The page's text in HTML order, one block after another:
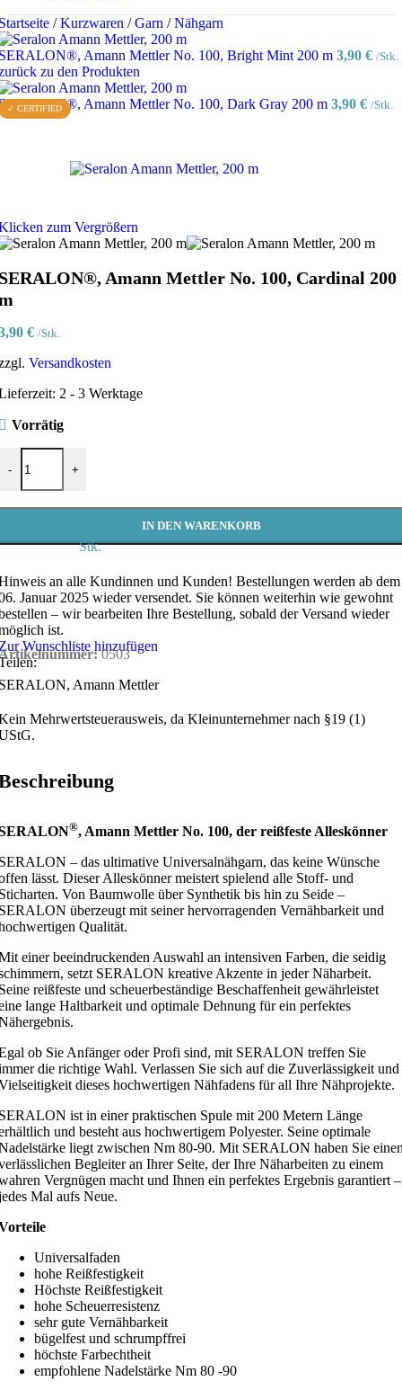
/ Kurzwaren / Garn / Nähgarn
Amann Mettler No. 100, Bright Mint 200 m 3,90 € /Stk.
zu den Produkten
Amann Mettler No. 100, Dark Gray 200 m 3,90 € /Stk.
✓ CERTIFIED
zum Vergrößern
Amann Mettler No. 100, Cardinal 200
€ /Stk.
Versandkosten
2 - 3 Werktage
Vorrätig
-
Amann Mettler No. 100, Cardinal 200 m Menge
+
Stk.
IN DEN WARENKORB
an alle Kundinnen und Kunden! Bestellungen werden ab dem
Januar 2025 wieder versendet. Sie können weiterhin wie gewohnt
– wir bearbeiten Ihre Bestellung, sobald der Versand wieder
ist.
Wunschliste hinzufügen
0503
Amann Mettler
Mehrwertsteuerausweis, da Kleinunternehmer nach §19 (1)
®, Amann Mettler No. 100, der reißfeste Alleskönner
– das ultimative Universalnähgarn, das keine Wünsche
lässt. Dieser Alleskönner meistert spielend alle Stoff- und
Von Baumwolle über Synthetik bis hin zu Seide –
überzeugt mit seiner hervorragenden Vernähbarkeit und
Qualität.
einer beeindruckenden Auswahl an intensiven Farben, die seidig
setzt SERALON kreative Akzente in jeder Näharbeit.
reißfeste und scheuerbeständige Beschaffenheit gewährleistet
lange Haltbarkeit und optimale Dehnung für ein perfektes
ob Sie Anfänger oder Profi sind, mit SERALON treffen Sie
die richtige Wahl. Verlassen Sie sich auf die Zuverlässigkeit und
dieses hochwertigen Nähfadens für all Ihre Nähprojekte.
ist in einer praktischen Spule mit 200 Metern Länge
und besteht aus hochwertigem Polyester. Seine optimale
liegt zwischen Nm 80-90. Mit SERALON haben Sie
Begleiter an Ihrer Seite, der Ihre Näharbeiten zu einem
Vergnügen macht und Ihnen ein perfektes Ergebnis garantiert –
Mal aufs Neue.
Universalfaden
hohe Reißfestigkeit
Höchste Reißfestigkeit
hohe Scheuerresistenz
sehr gute Vernähbarkeit
bügelfest und schrumpffrei
höchste Farbechtheit
empfohlene Nadelstärke Nm 80 -90